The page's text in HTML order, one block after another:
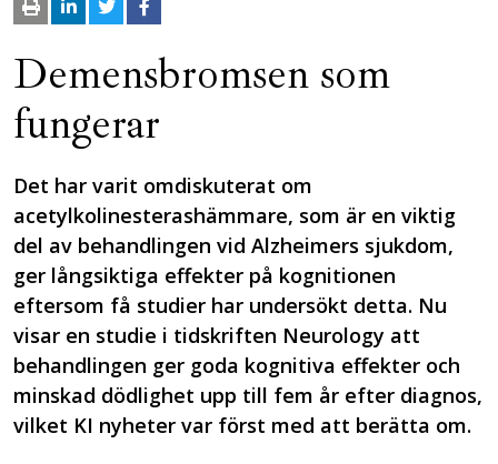
Demensbromsen som
fungerar
Det har varit omdiskuterat om
acetylkolinesterashämmare, som är en viktig
del av behandlingen vid Alzheimers sjukdom,
ger långsiktiga effekter på kognitionen
eftersom få studier har undersökt detta. Nu
visar en studie i tidskriften Neurology att
behandlingen ger goda kognitiva effekter och
minskad dödlighet upp till fem år efter diagnos,
vilket KI nyheter var först med att berätta om.